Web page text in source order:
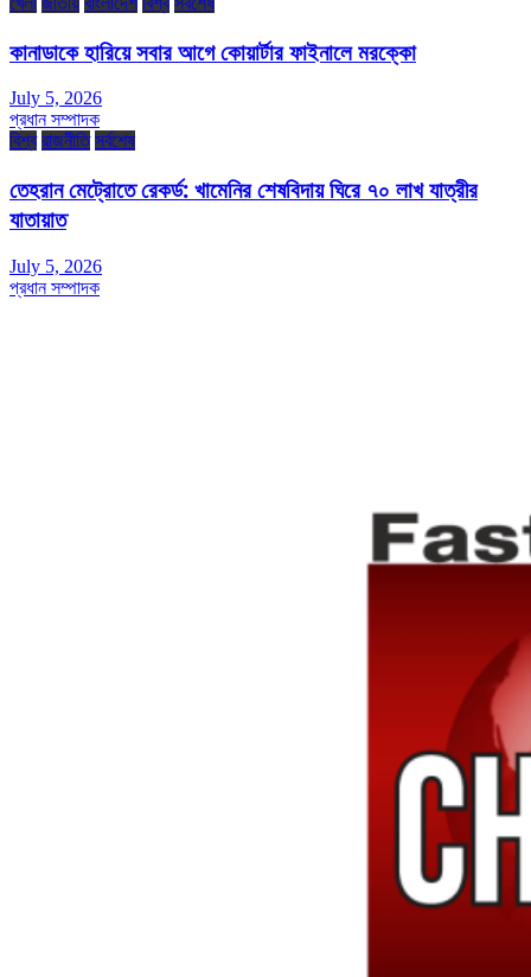
কানাডাকে হারিয়ে সবার আগে কোয়ার্টার ফাইনালে মরক্কো
July 5, 2026
প্রধান সম্পাদক
বিশ্ব রাজনীতি সর্বশেষ
তেহরান মেট্রোতে রেকর্ড: খামেনির শেষবিদায় ঘিরে ৭০ লাখ যাত্রীর
যাতায়াত
July 5, 2026
প্রধান সম্পাদক